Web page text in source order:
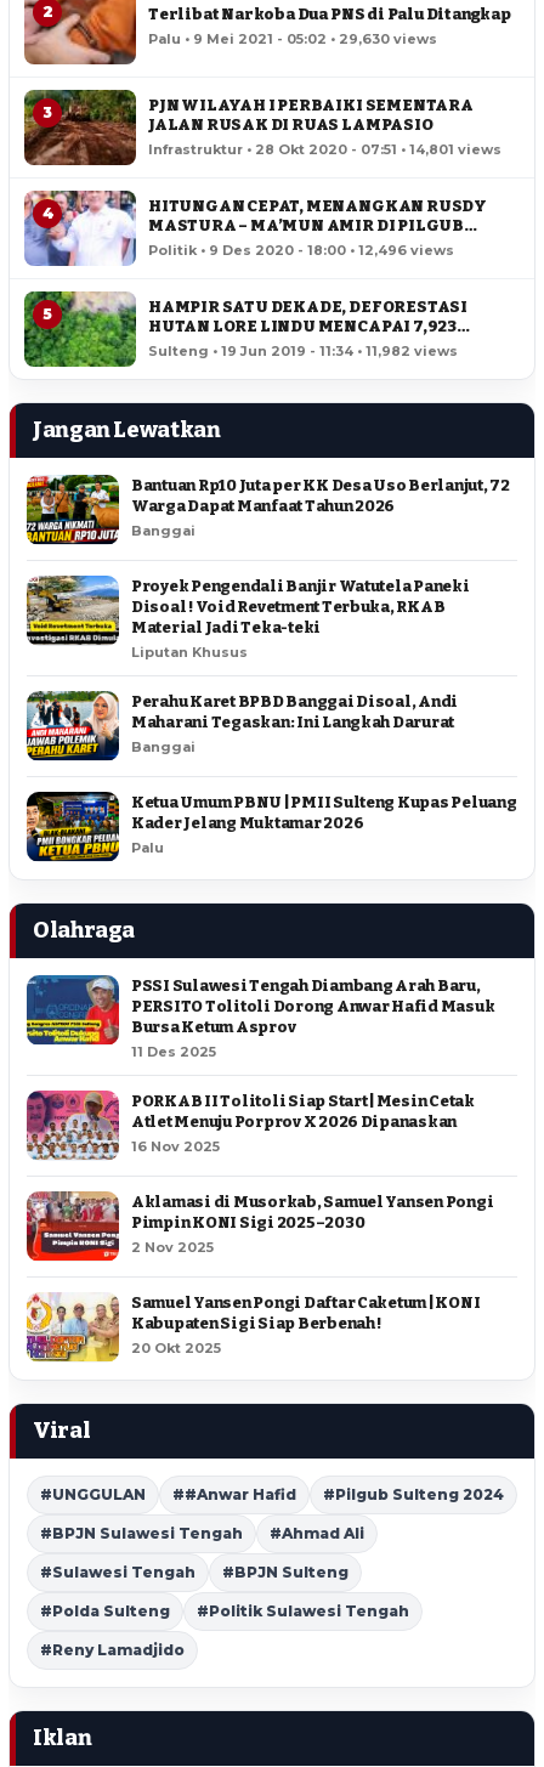
2 Terlibat Narkoba Dua PNS di Palu Ditangkap
Palu • 9 Mei 2021 - 05:02 • 29,630 views
3
PJN WILAYAH I PERBAIKI SEMENTARA
JALAN RUSAK DI RUAS LAMPASIO
Infrastruktur • 28 Okt 2020 - 07:51 • 14,801 views
4
HITUNGAN CEPAT, MENANGKAN RUSDY
MASTURA – MA’MUN AMIR DI PILGUB
SULTENG
Politik • 9 Des 2020 - 18:00 • 12,496 views
5
HAMPIR SATU DEKADE, DEFORESTASI
HUTAN LORE LINDU MENCAPAI 7,923
HEKTAR
Sulteng • 19 Jun 2019 - 11:34 • 11,982 views
Jangan Lewatkan
Bantuan Rp10 Juta per KK Desa Uso Berlanjut, 72
Warga Dapat Manfaat Tahun 2026
Banggai
Proyek Pengendali Banjir Watutela Paneki
Disoal ! Void Revetment Terbuka, RKAB
Material Jadi Teka-teki
Liputan Khusus
Perahu Karet BPBD Banggai Disoal, Andi
Maharani Tegaskan: Ini Langkah Darurat
Banggai
Ketua Umum PBNU | PMII Sulteng Kupas Peluang
Kader Jelang Muktamar 2026
Palu
Olahraga
PSSI Sulawesi Tengah Diambang Arah Baru,
PERSITO Tolitoli Dorong Anwar Hafid Masuk
Bursa Ketum Asprov
11 Des 2025
PORKAB II Tolitoli Siap Start | Mesin Cetak
Atlet Menuju Porprov X 2026 Dipanaskan
16 Nov 2025
Aklamasi di Musorkab, Samuel Yansen Pongi
Pimpin KONI Sigi 2025–2030
2 Nov 2025
Samuel Yansen Pongi Daftar Caketum | KONI
Kabupaten Sigi Siap Berbenah !
20 Okt 2025
Viral
#UNGGULAN ##Anwar Hafid #Pilgub Sulteng 2024
#BPJN Sulawesi Tengah #Ahmad Ali
#Sulawesi Tengah #BPJN Sulteng
#Polda Sulteng #Politik Sulawesi Tengah
#Reny Lamadjido
Iklan